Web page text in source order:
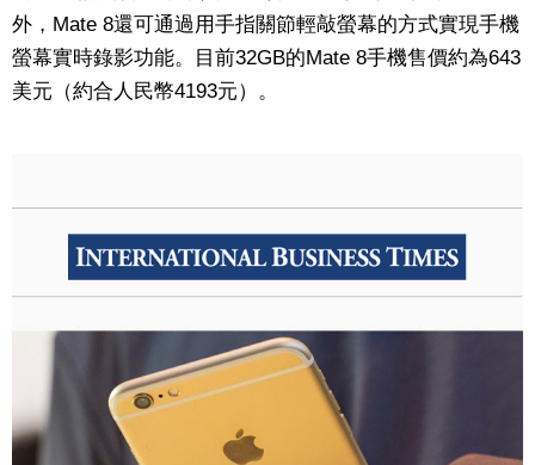
外，Mate 8還可通過用手指關節輕敲螢幕的方式實現手機
螢幕實時錄影功能。目前32GB的Mate 8手機售價約為643
美元（約合人民幣4193元）。